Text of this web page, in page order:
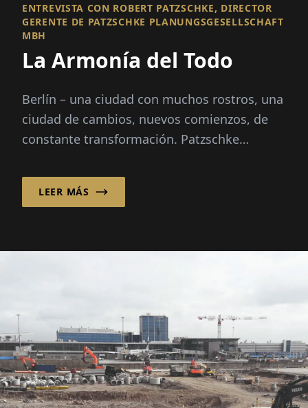
ENTREVISTA CON ROBERT PATZSCHKE, DIRECTOR
GERENTE DE PATZSCHKE PLANUNGSGESELLSCHAFT
MBH
La Armonía del Todo
Berlín – una ciudad con muchos rostros, una
ciudad de cambios, nuevos comienzos, de
constante transformación. Patzschke
LEER MÁS